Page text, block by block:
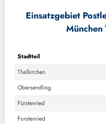
Einsatzgebiet
München
Stadtteil
Thalkirchen
Obersendling
Fürstenried
Forstenried